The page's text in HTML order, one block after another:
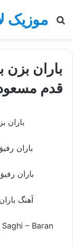
موزیک
جستجو
باران بزن
قدم
باران
باران
باران
آهنگ
– Baran